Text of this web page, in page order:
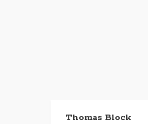
Thomas Block